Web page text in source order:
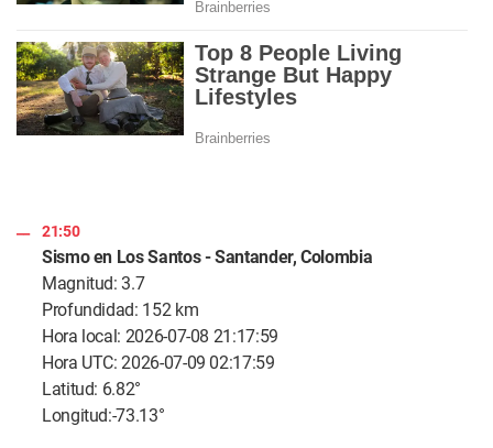
21:50
Sismo en Los Santos - Santander, Colombia
Magnitud: 3.7
Profundidad: 152 km
Hora local: 2026-07-08 21:17:59
Hora UTC: 2026-07-09 02:17:59
Latitud: 6.82°
Longitud:-73.13°